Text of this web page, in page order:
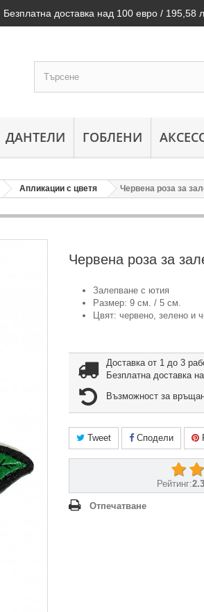
Безплатна доставка над 100 евро / 195,58
ДАНТЕЛИ ГОБЛЕНИ
Апликации с цветя Червена роза за
Червена роза за
Залепване с ютия
Размер: 9 см. / 5 см.
Цвят: червено, зелено и
Доставка от 1 до 3
Безплатна доставка
Възможност за
Tweet Сподели
Рейтинг:2.3
Отпечатване